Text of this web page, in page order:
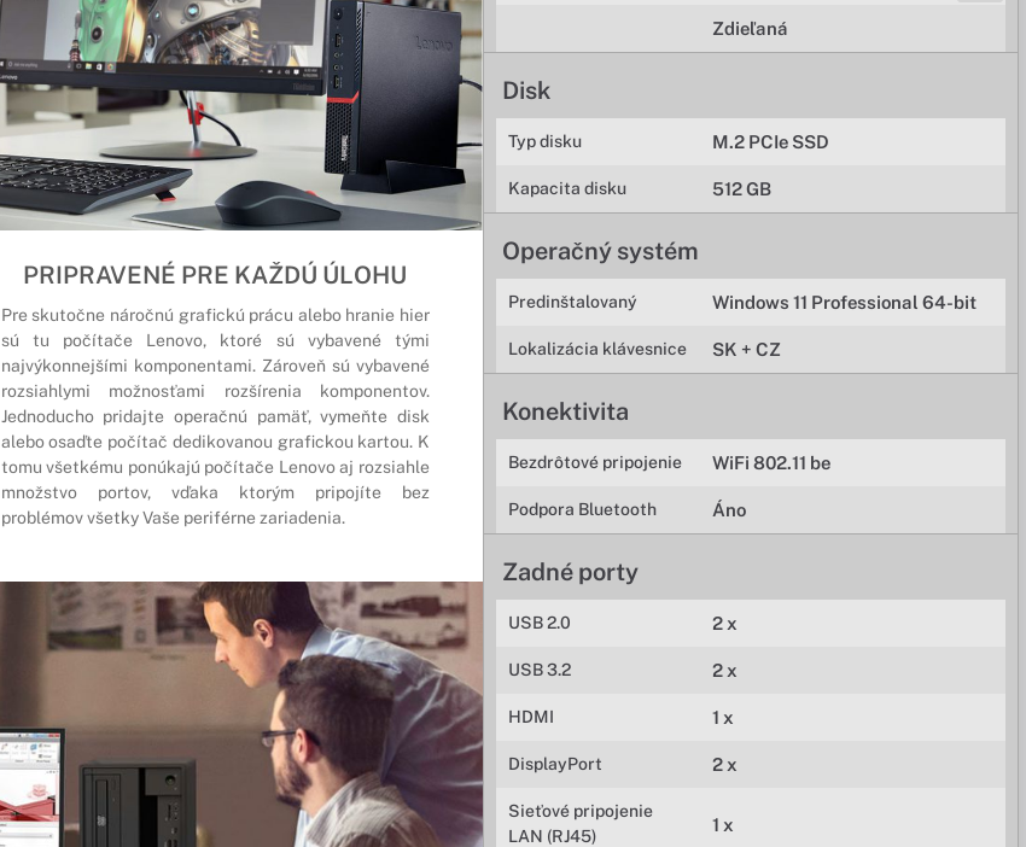
Zdieľaná
Disk
Typ disku M.2 PCIe SSD
Kapacita disku 512 GB
Operačný systém
Predinštalovaný Windows 11 Professional 64-bit
Lokalizácia klávesnice SK + CZ
Konektivita
Bezdrôtové pripojenie WiFi 802.11 be
Podpora Bluetooth Áno
Zadné porty
USB 2.0 2 x
USB 3.2 2 x
HDMI 1 x
DisplayPort 2 x
Sieťové pripojenie
LAN (RJ45)
1 x
PRIPRAVENÉ PRE KAŽDÚ ÚLOHU
Pre skutočne náročnú grafickú prácu alebo hranie hier
sú tu počítače Lenovo, ktoré sú vybavené tými
najvýkonnejšími komponentami. Zároveň sú vybavené
rozsiahlymi možnosťami rozšírenia komponentov.
Jednoducho pridajte operačnú pamäť, vymeňte disk
alebo osaďte počítač dedikovanou grafickou kartou. K
tomu všetkému ponúkajú počítače Lenovo aj rozsiahle
množstvo portov, vďaka ktorým pripojíte bez
problémov všetky Vaše periférne zariadenia.